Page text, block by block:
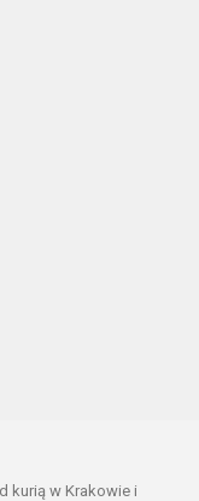
kurią w Krakowie i